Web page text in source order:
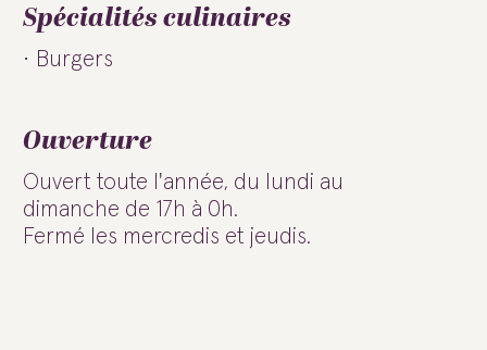
Spécialités culinaires
Burgers
Ouverture
Ouvert toute l'année, du lundi au
dimanche de 17h à 0h.
Fermé les mercredis et jeudis.